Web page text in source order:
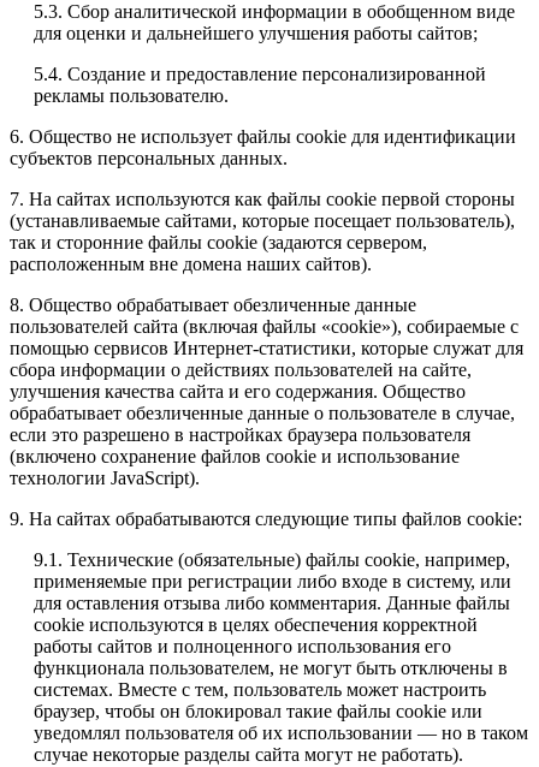
5.3. Сбор аналитической информации в обобщенном виде
для оценки и дальнейшего улучшения работы сайтов;
5.4. Создание и предоставление персонализированной
рекламы пользователю.
6. Общество не использует файлы cookie для идентификации
субъектов персональных данных.
7. На сайтах используются как файлы cookie первой стороны
(устанавливаемые сайтами, которые посещает пользователь),
так и сторонние файлы cookie (задаются сервером,
расположенным вне домена наших сайтов).
8. Общество обрабатывает обезличенные данные
пользователей сайта (включая файлы «cookie»), собираемые с
помощью сервисов Интернет-статистики, которые служат для
сбора информации о действиях пользователей на сайте,
улучшения качества сайта и его содержания. Общество
обрабатывает обезличенные данные о пользователе в случае,
если это разрешено в настройках браузера пользователя
(включено сохранение файлов cookie и использование
технологии JavaScript).
9. На сайтах обрабатываются следующие типы файлов cookie:
9.1. Технические (обязательные) файлы cookie, например,
применяемые при регистрации либо входе в систему, или
для оставления отзыва либо комментария. Данные файлы
cookie используются в целях обеспечения корректной
работы сайтов и полноценного использования его
функционала пользователем, не могут быть отключены в
системах. Вместе с тем, пользователь может настроить
браузер, чтобы он блокировал такие файлы сookie или
уведомлял пользователя об их использовании — но в таком
случае некоторые разделы сайта могут не работать).